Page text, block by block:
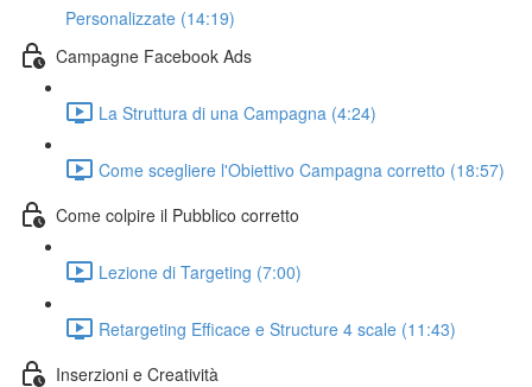
Personalizzate (14:19)
Campagne Facebook Ads
La Struttura di una Campagna (4:24)
Come scegliere l'Obiettivo Campagna corretto (18:57)
Come colpire il Pubblico corretto
Lezione di Targeting (7:00)
Retargeting Efficace e Structure 4 scale (11:43)
Inserzioni e Creatività